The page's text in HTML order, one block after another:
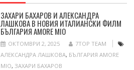
ЗАХАРИ БАХАРОВ И АЛЕКСАНДРА
ЛАШКОВА В НОВИЯ ИТАЛИАНСКИ ФИЛМ
БЪЛГАРИЯ AMORE MIO
ОКТОМВРИ 2, 2025
7TOP TEAM
АЛЕКСАНДРА ЛАШКОВА, БЪЛГАРИЯ AMORE
MIO, ЗАХАРИ БАХАРОВ